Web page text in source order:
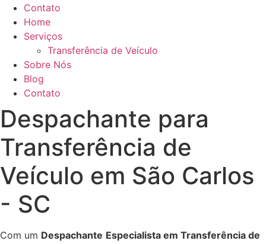
Contato
Home
Serviços
Transferência de Veículo
Sobre Nós
Blog
Contato
Despachante para
Transferência de
Veículo em São Carlos
- SC
Com um Despachante Especialista em Transferência de